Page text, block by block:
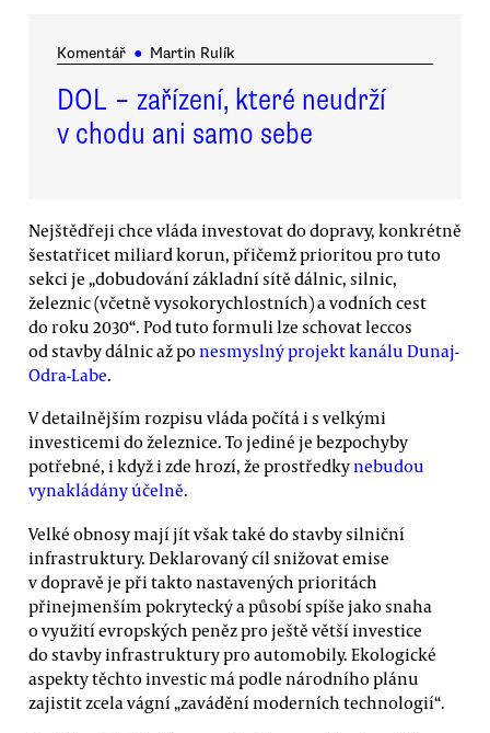
Komentář ● Martin Rulík
DOL − zařízení, které neudrží
v chodu ani samo sebe
Nejštědřeji chce vláda investovat do dopravy, konkrétně
šestatřicet miliard korun, přičemž prioritou pro tuto
sekci je „dobudování základní sítě dálnic, silnic,
železnic (včetně vysokorychlostních) a vodních cest
do roku 2030“. Pod tuto formuli lze schovat leccos
od stavby dálnic až ponesmyslný projekt kanálu Dunaj-
Odra-Labe.
V detailnějším rozpisu vláda počítá i s velkými
investicemi do železnice. To jediné je bezpochyby
potřebné, i když i zde hrozí, že prostředkynebudou
vynakládány účelně.
Velké obnosy mají jít však také do stavby silniční
infrastruktury. Deklarovaný cíl snižovat emise
v dopravě je při takto nastavených prioritách
přinejmenším pokrytecký a působí spíše jako snaha
o využití evropských peněz pro ještě větší investice
do stavby infrastruktury pro automobily. Ekologické
aspekty těchto investic má podle národního plánu
zajistit zcela vágní „zavádění moderních technologií“.